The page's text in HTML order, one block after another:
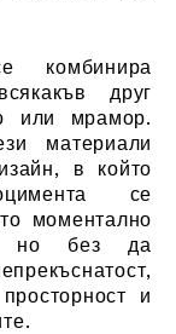
комбинира
друг
или мрамор.
материали
в който
се
моментално
но без да
и